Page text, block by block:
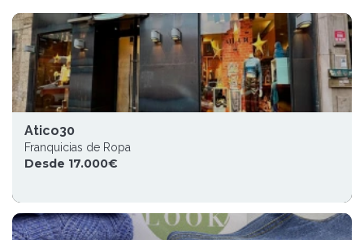
Atico30
Franquicias de Ropa
Desde 17.000€